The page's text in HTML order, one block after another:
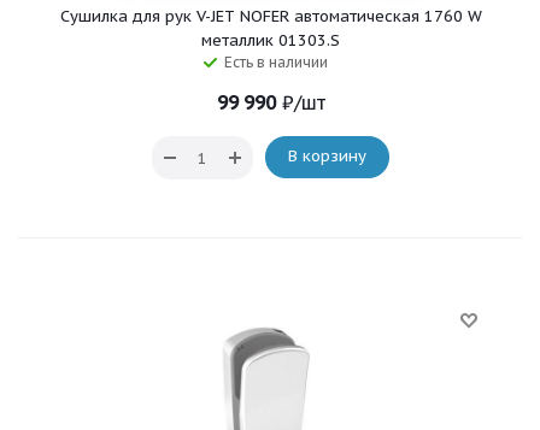
Сушилка для рук V-JET NOFER автоматическая 1760 W
металлик 01303.S
Есть в наличии
99 990₽/шт
В корзину